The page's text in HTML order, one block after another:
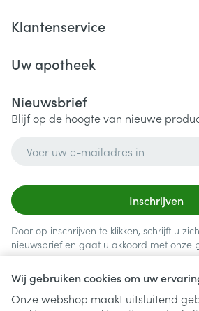
Wij gebruiken cookies om uw
Onze webshop maakt uitsluitend
Klantenservice
Uw apotheek
Nieuwsbrief
Blijf op de hoogte van nieuwe
Inschrijven
Door op inschrijven te klikken, schrijft u
nieuwsbrief en gaat u akkoord met onze